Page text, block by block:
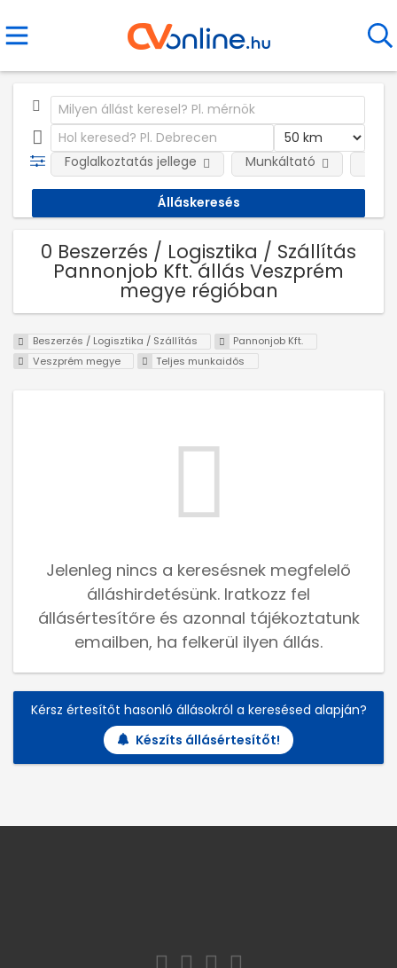
Foglalkoztatás jellege Munkáltató
0 Beszerzés / Logisztika / Szállítás
Pannonjob Kft. állás Veszprém
megye régióban
Beszerzés / Logisztika / Szállítás
Pannonjob Kft.
Veszprém megye
Teljes munkaidős
Jelenleg nincs a keresésnek megfelelő
álláshirdetésünk. Iratkozz fel
állásértesítőre és azonnal tájékoztatunk
emailben, ha felkerül ilyen állás.
Kérsz értesítőt hasonló állásokról a keresésed alapján?
Készíts állásértesítőt!